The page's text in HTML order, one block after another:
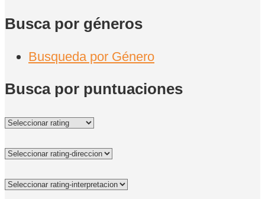
Busca por géneros
Busqueda por Género
Busca por puntuaciones